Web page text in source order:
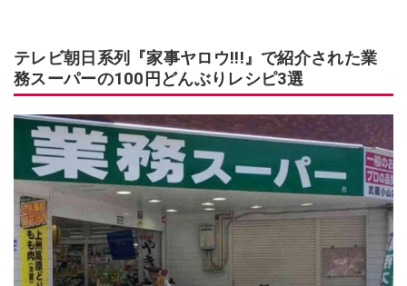
テレビ朝日系列『家事ヤロウ!!!』で紹介された業
務スーパーの100円どんぶりレシピ3選